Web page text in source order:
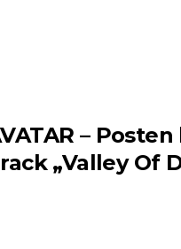
–
„Valley Of